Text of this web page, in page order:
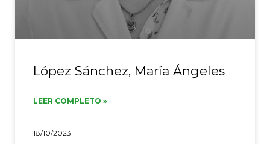
López Sánchez, María Ángeles
LEER COMPLETO »
18/10/2023